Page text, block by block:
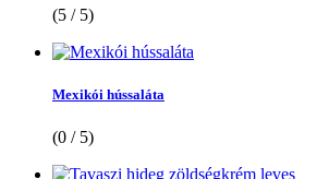
(5 / 5)
Mexikói hússaláta
(0 / 5)